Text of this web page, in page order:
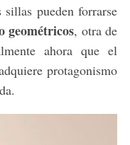
pueden forrarse
geométricos, otra de
ahora que el
protagonismo